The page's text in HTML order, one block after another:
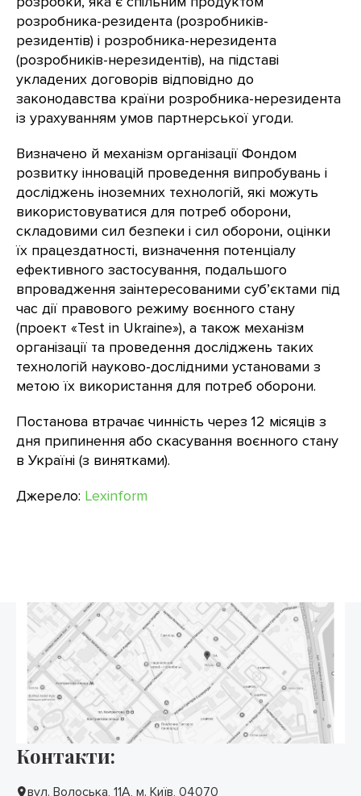
розробника-резидента (розробників-
резидентів) і розробника-нерезидента
(розробників-нерезидентів), на підставі
укладених договорів відповідно до
законодавства країни розробника-нерезидента
із урахуванням умов партнерської угоди.
Визначено й механізм організації Фондом
розвитку інновацій проведення випробувань і
досліджень іноземних технологій, які можуть
використовуватися для потреб оборони,
складовими сил безпеки і сил оборони, оцінки
їх працездатності, визначення потенціалу
ефективного застосування, подальшого
впровадження заінтересованими суб’єктами під
час дії правового режиму воєнного стану
(проект «Test in Ukraine»), а також механізм
організації та проведення досліджень таких
технологій науково-дослідними установами з
метою їх використання для потреб оборони.
Постанова втрачає чинність через 12 місяців з
дня припинення або скасування воєнного стану
в Україні (з винятками).
Джерело: Lexinform
Контакти:
вул. Волоська, 11А, м. Київ, 04070